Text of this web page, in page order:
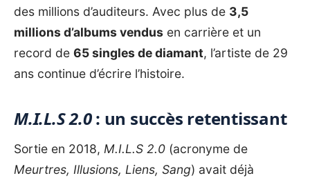
des millions d’auditeurs. Avec plus de 3,5
millions d’albums vendus en carrière et un
record de 65 singles de diamant, l’artiste de 29
ans continue d’écrire l’histoire.
M.I.L.S 2.0: un succès retentissant
Sortie en 2018, M.I.L.S 2.0 (acronyme de
Meurtres, Illusions, Liens, Sang) avait déjà